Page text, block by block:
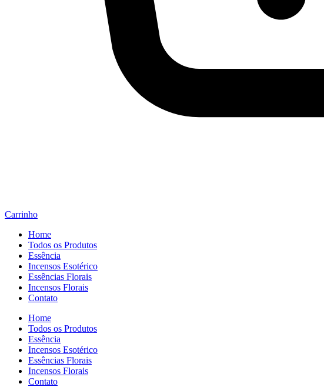
Carrinho
Home
Todos os Produtos
Essência
Incensos Esotérico
Essências Florais
Incensos Florais
Contato
Home
Todos os Produtos
Essência
Incensos Esotérico
Essências Florais
Incensos Florais
Contato